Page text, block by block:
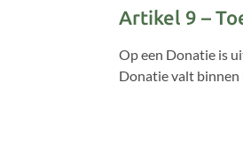
Artikel 9 –
Op een Donatie is
Donatie valt binnen